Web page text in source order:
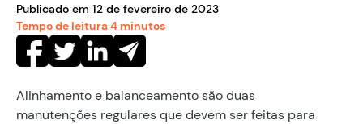
Publicado em 12 de fevereiro de 2023
Tempo de leitura4 minutos
Alinhamento e balanceamento são duas
manutenções regulares que devem ser feitas para